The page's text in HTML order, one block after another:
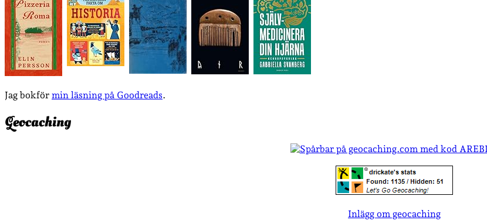
Jag bokför min läsning på Goodreads.
Geocaching
Inlägg om geocaching